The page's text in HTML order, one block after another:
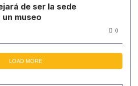
de ser la sede
museo
0
LOAD MORE